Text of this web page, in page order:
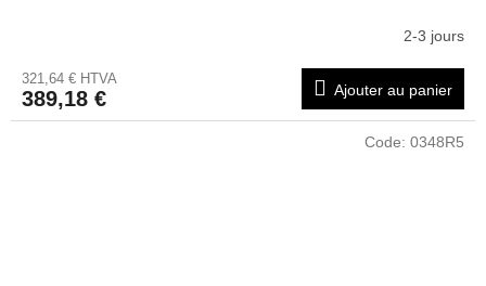
2-3 jours
321,64 € HTVA
389,18 € Ajouter au panier
Code: 0348R5